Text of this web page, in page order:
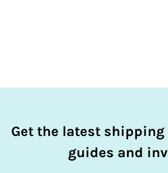
Get the latest shipping
guides and